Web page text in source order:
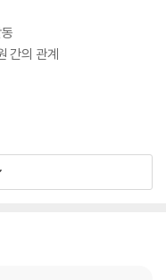
간의 관계